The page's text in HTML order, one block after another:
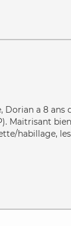
a 8 ans
Maitrisant
habillage,